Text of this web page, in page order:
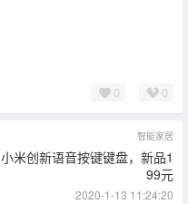
0 0
智能家居
小米创新语音按键键盘，新品1
99元
2020-1-13 11:24:20